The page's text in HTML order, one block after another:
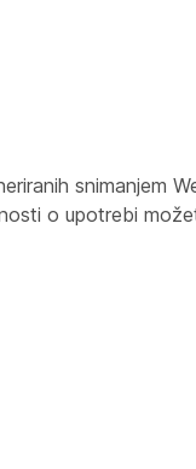
snimanjem
o upotrebi